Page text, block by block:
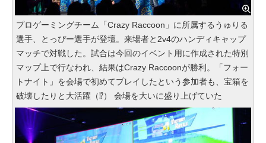
プロゲーミングチーム「Crazy Raccoon」に所属するうゅりる
選手、とっぴー選手が登壇。来場者と2v4のハンディキャップ
マッチで対戦した。試合は今回のイベント用に作成された特別
マップ上で行なわれ、結果はCrazy Raccoonが勝利。「フォー
トナイト」を会場で初めてプレイしたという参加者も、宝箱を
破壊したりと大活躍（⁉︎） 会場を大いに盛り上げていた